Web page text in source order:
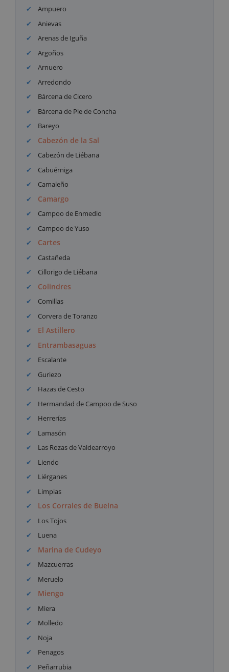
Ampuero
Anievas
Arenas de Iguña
Argoños
Arnuero
Arredondo
Bárcena de Cicero
Bárcena de Pie de Concha
Bareyo
Cabezón de la Sal
Cabezón de Liébana
Cabuérniga
Camaleño
Camargo
Campoo de Enmedio
Campoo de Yuso
Cartes
Castañeda
Cillorigo de Liébana
Colindres
Comillas
Corvera de Toranzo
El Astillero
Entrambasaguas
Escalante
Guriezo
Hazas de Cesto
Hermandad de Campoo de Suso
Herrerías
Lamasón
Las Rozas de Valdearroyo
Liendo
Liérganes
Limpias
Los Corrales de Buelna
Los Tojos
Luena
Marina de Cudeyo
Mazcuerras
Meruelo
Miengo
Miera
Molledo
Noja
Penagos
Peñarrubia